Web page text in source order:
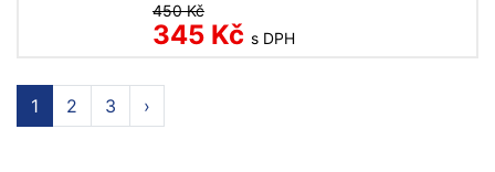
450 Kč
345 Kč s DPH
1 2 3 ›